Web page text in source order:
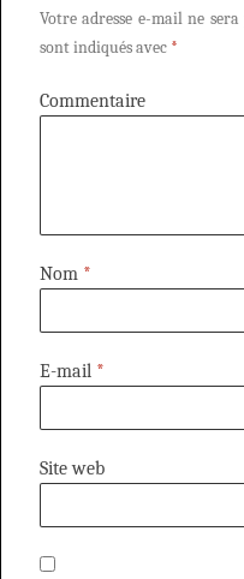
Votre adresse e-mail ne sera
sont indiqués avec *
Commentaire
Nom *
E-mail *
Site web